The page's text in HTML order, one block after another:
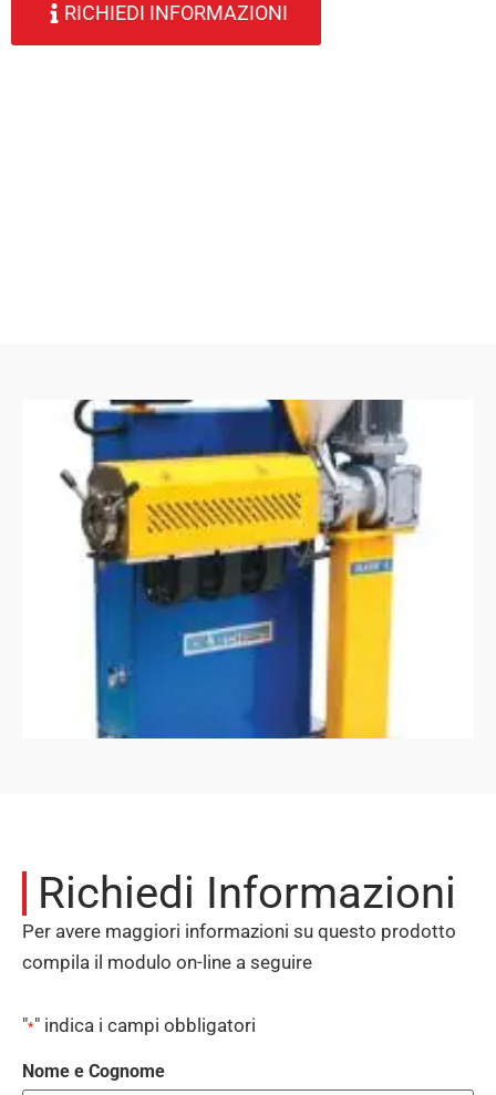
RICHIEDI INFORMAZIONI
Richiedi Informazioni
Per avere maggiori informazioni su questo prodotto
compila il modulo on-line a seguire
"*" indica i campi obbligatori
Nome e Cognome